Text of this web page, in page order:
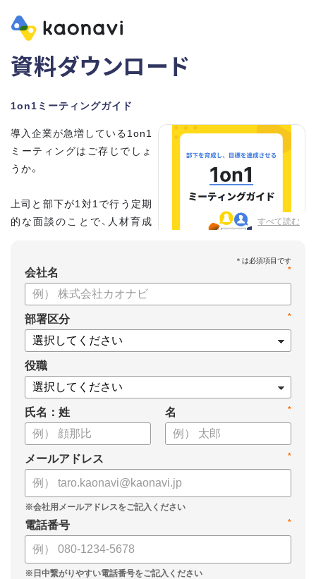
資料ダウンロード
1on1ミーティングガイド
すべて読む
導入企業が急増している1on1
ミーティングはご存じでしょ
うか。
上司と部下が1対1で行う定期
的な面談のことで、人材育成
こちらの資料では、
・1on1とは何か？
・1on1の基本的なやり方
・ 1on1 の基本アジェンダと質問例
についてまとめましたので、ぜひお役立てください。
*
会社名
*
部署区分
役職
氏名：姓 *
名
*
メールアドレス
*
電話番号